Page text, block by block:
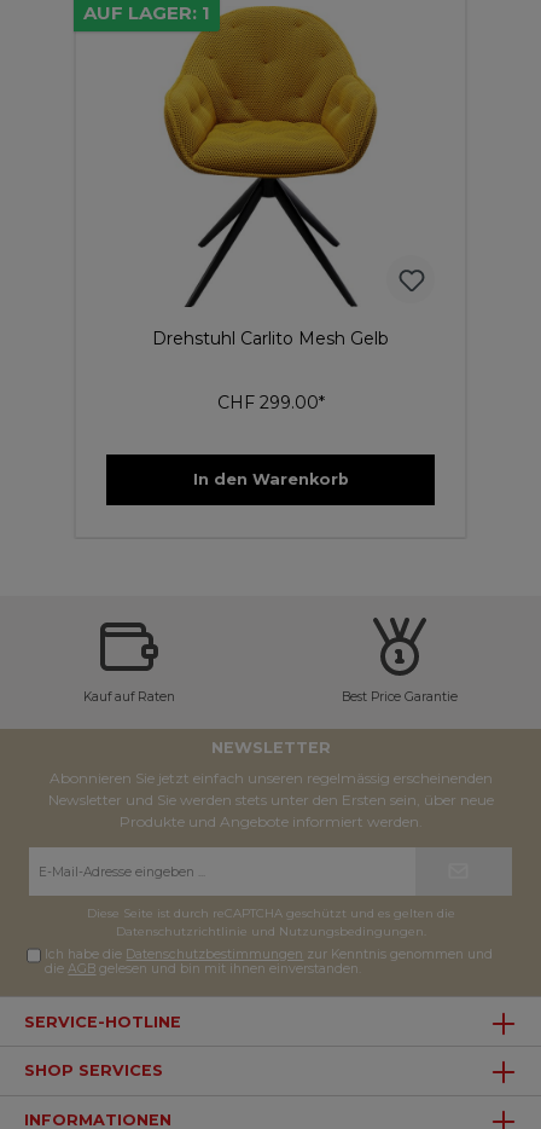
AUF LAGER: 1
Drehstuhl Carlito Mesh Gelb
CHF 299.00*
In den Warenkorb
Kauf auf Raten Best Price Garantie
NEWSLETTER
Abonnieren Sie jetzt einfach unseren regelmässig erscheinenden
Newsletter und Sie werden stets unter den Ersten sein, über neue
Produkte und Angebote informiert werden.
Diese Seite ist durch reCAPTCHA geschützt und es gelten die
Datenschutzrichtlinie und Nutzungsbedingungen
Ich habe die Datenschutzbestimmungen zur Kenntnis genommen und
dieAGB gelesen und bin mit ihnen einverstanden.
SERVICE-HOTLINE
SHOP SERVICES
INFORMATIONEN